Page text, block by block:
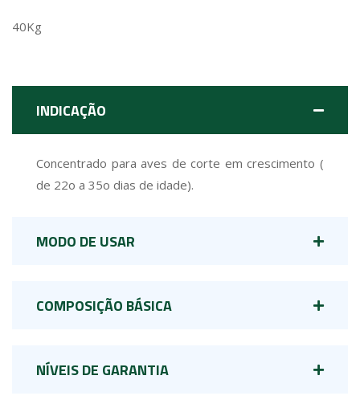
40Kg
INDICAÇÃO
Concentrado para aves de corte em crescimento (
de 22o a 35o dias de idade).
MODO DE USAR
COMPOSIÇÃO BÁSICA
NÍVEIS DE GARANTIA